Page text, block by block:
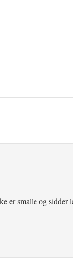
er smalle og sidder